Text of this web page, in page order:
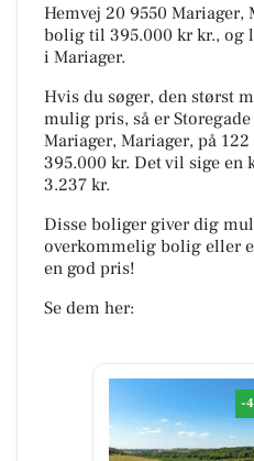
Hemvej 20 9550 Mariager,
bolig til 395.000 kr kr.,
i Mariager.
Hvis du søger, den størst
mulig pris, så er Storegade
Mariager, Mariager, på
395.000 kr. Det vil sige en
3.237 kr.
Disse boliger giver dig
overkommelig bolig eller
en god pris!
Se dem her:
-